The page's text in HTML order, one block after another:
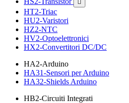

HT2-Triac
HU2-Varistori
HZ2-NTC
HV2-Optoelettronici
HX2-Convertitori DC/DC
HA2-Arduino
HA31-Sensori per Arduino
HA32-Shields Arduino
HB2-Circuiti Integrati